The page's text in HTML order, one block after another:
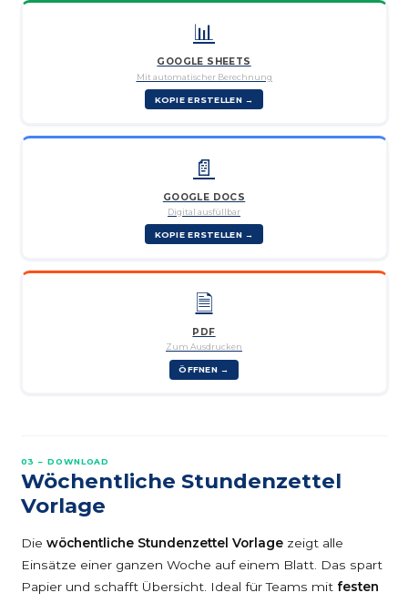
📊
GOOGLE SHEETS
Mit automatischer Berechnung
KOPIE ERSTELLEN →
📄
GOOGLE DOCS
Digital ausfüllbar
KOPIE ERSTELLEN →
🗎
PDF
Zum Ausdrucken
ÖFFNEN →
03 – DOWNLOAD
Wöchentliche Stundenzettel
Vorlage
Die wöchentliche Stundenzettel Vorlagezeigt alle
Einsätze einer ganzen Woche auf einem Blatt. Das spart
Papier und schafft Übersicht. Ideal für Teams mit festen